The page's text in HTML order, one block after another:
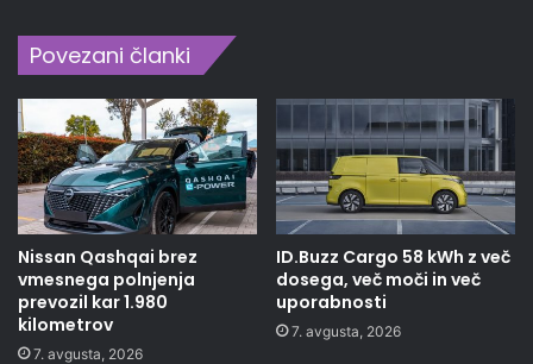
Povezani članki
Nissan Qashqai brez
vmesnega polnjenja
prevozil kar 1.980
kilometrov
7. avgusta, 2026
ID.Buzz Cargo 58 kWh z več
dosega, več moči in več
uporabnosti
7. avgusta, 2026